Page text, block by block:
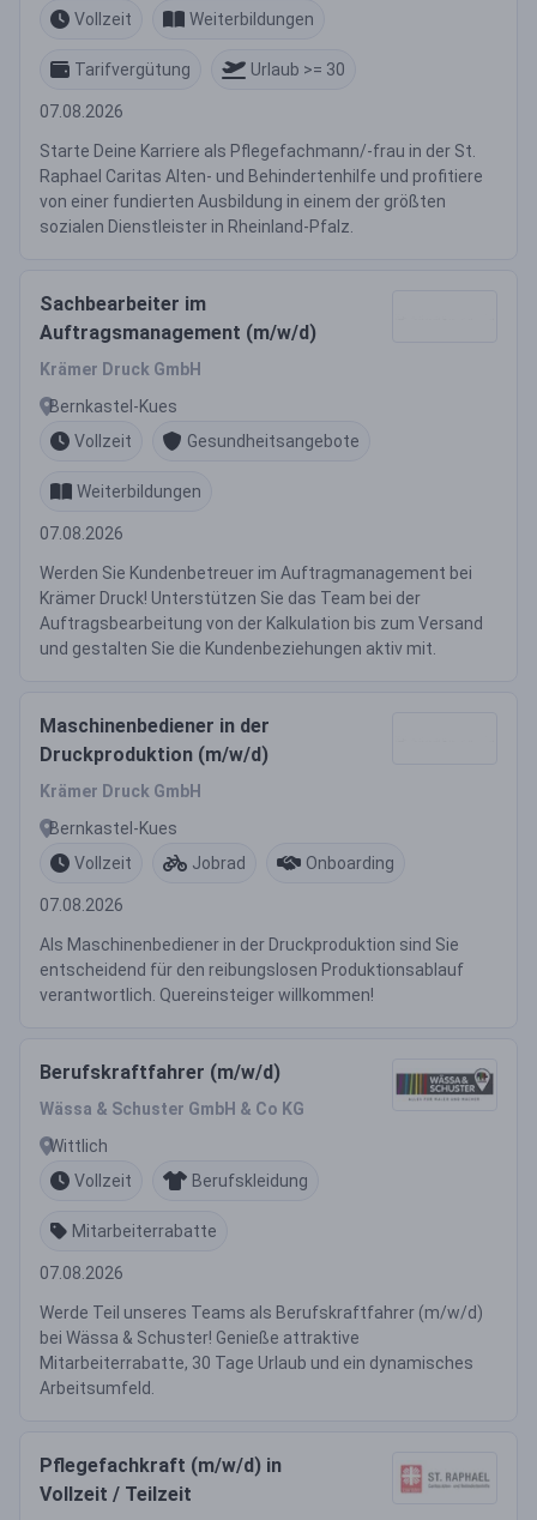
Vollzeit
Weiterbildungen
Tarifvergütung Urlaub >= 30
07.08.2026
Starte Deine Karriere als Pflegefachmann/-frau in der St.
Raphael Caritas Alten- und Behindertenhilfe und profitiere
von einer fundierten Ausbildung in einem der größten
sozialen Dienstleister in Rheinland-Pfalz.
Sachbearbeiter im
Auftragsmanagement (m/w/d)
Krämer Druck GmbH
Bernkastel-Kues
Vollzeit
Gesundheitsangebote
Weiterbildungen
07.08.2026
Werden Sie Kundenbetreuer im Auftragmanagement bei
Krämer Druck! Unterstützen Sie das Team bei der
Auftragsbearbeitung von der Kalkulation bis zum Versand
und gestalten Sie die Kundenbeziehungen aktiv mit.
Maschinenbediener in der
Druckproduktion (m/w/d)
Krämer Druck GmbH
Bernkastel-Kues
Vollzeit
Jobrad Onboarding
07.08.2026
Als Maschinenbediener in der Druckproduktion sind Sie
entscheidend für den reibungslosen Produktionsablauf
verantwortlich. Quereinsteiger willkommen!
Berufskraftfahrer (m/w/d)
Wässa & Schuster GmbH & Co KG
Wittlich
Vollzeit
Berufskleidung
Mitarbeiterrabatte
07.08.2026
Werde Teil unseres Teams als Berufskraftfahrer (m/w/d)
bei Wässa & Schuster! Genieße attraktive
Mitarbeiterrabatte, 30 Tage Urlaub und ein dynamisches
Arbeitsumfeld.
Pflegefachkraft (m/w/d) in
Vollzeit / Teilzeit